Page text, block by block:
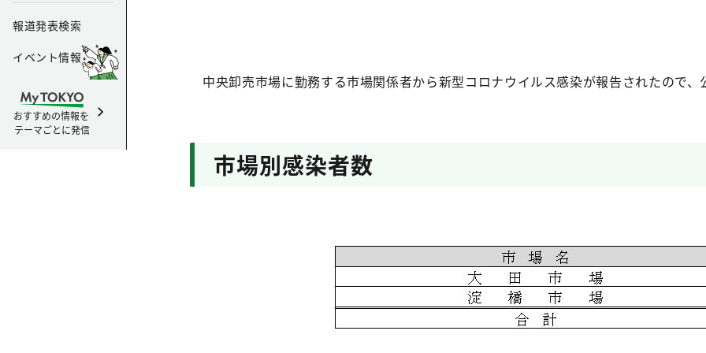
報道発表検索
イベント情報
おすすめの情報を
テーマごとに発信
中央卸売市場に勤務する市場関係者から新型コロナウイルス感染が報告されたので、
市場別感染者数